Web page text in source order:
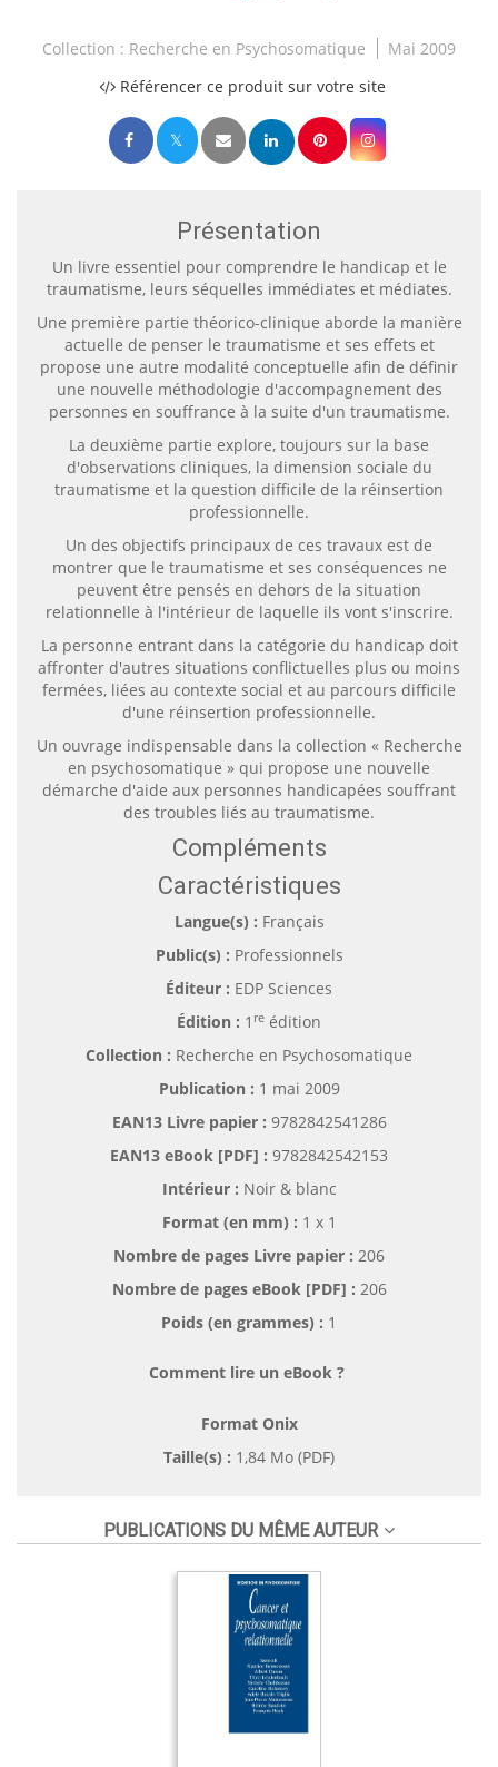
Collection : Recherche en Psychosomatique
Mai 2009
Référencer ce produit sur votre site
Présentation
Un livre essentiel pour comprendre le handicap et le
traumatisme, leurs séquelles immédiates et médiates.
Une première partie théorico-clinique aborde la manière
actuelle de penser le traumatisme et ses effets et
propose une autre modalité conceptuelle afin de définir
une nouvelle méthodologie d'accompagnement des
personnes en souffrance à la suite d'un traumatisme.
La deuxième partie explore, toujours sur la base
d'observations cliniques, la dimension sociale du
traumatisme et la question difficile de la réinsertion
professionnelle.
Un des objectifs principaux de ces travaux est de
montrer que le traumatisme et ses conséquences ne
peuvent être pensés en dehors de la situation
relationnelle à l'intérieur de laquelle ils vont s'inscrire.
La personne entrant dans la catégorie du handicap doit
affronter d'autres situations conflictuelles plus ou moins
fermées, liées au contexte social et au parcours difficile
d'une réinsertion professionnelle.
Un ouvrage indispensable dans la collection « Recherche
en psychosomatique » qui propose une nouvelle
démarche d'aide aux personnes handicapées souffrant
des troubles liés au traumatisme.
Compléments
Caractéristiques
Langue(s) : Français
Public(s) : Professionnels
Éditeur : EDP Sciences
Édition : 1 re édition
Collection : Recherche en Psychosomatique
Publication : 1 mai 2009
EAN13 Livre papier : 9782842541286
EAN13 eBook [PDF] : 9782842542153
Intérieur : Noir & blanc
Format (en mm) : 1 x 1
Nombre de pages Livre papier : 206
Nombre de pages eBook [PDF] : 206
Poids (en grammes) : 1
Comment lire un eBook ?
Format Onix
Taille(s) : 1,84 Mo (PDF)
PUBLICATIONS DU MÊME AUTEUR